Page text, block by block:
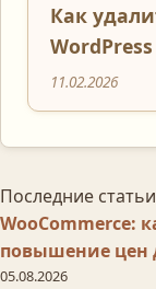
Как
WordPress
11.02.2026
Последние статьи
WooCommerce:
повышение цен
05.08.2026